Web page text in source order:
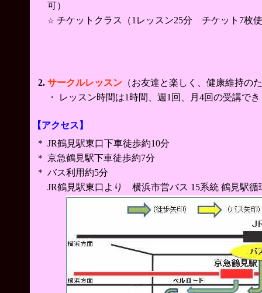
可）
☆ チケットクラス（1レッスン25分 チケット7枚
2. サークルレッスン （お友達と楽しく、健康維持の
・ レッスン時間は1時間、週1回、月4回の受講で
【アクセス】
＊ JR鶴見駅東口下車徒歩約10分
＊ 京急鶴見駅下車徒歩約7分
＊ バス利用約5分
JR鶴見駅東口より 横浜市営バス 15系統 鶴見駅循